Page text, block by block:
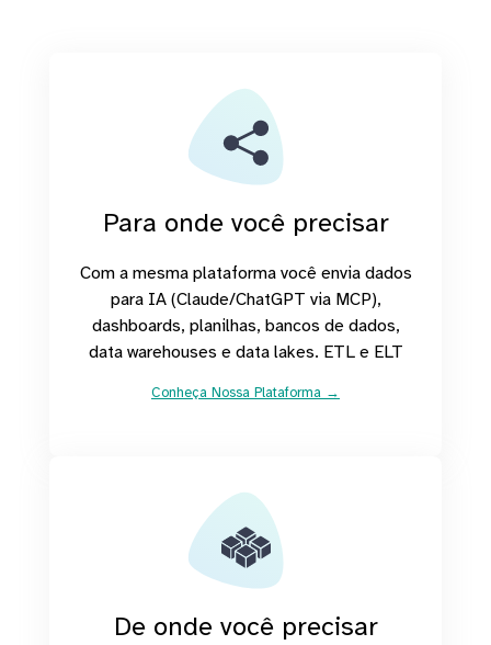
Para onde você precisar
Com a mesma plataforma você envia dados
para IA (Claude/ChatGPT via MCP),
dashboards, planilhas, bancos de dados,
data warehouses e data lakes. ETL e ELT
Conheça Nossa Plataforma →
De onde você precisar